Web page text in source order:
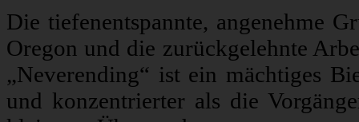
Die tiefenentspannte, angenehme
Oregon und die zurückgelehnte
„Neverending“ ist ein mächtiges
und konzentrierter als die